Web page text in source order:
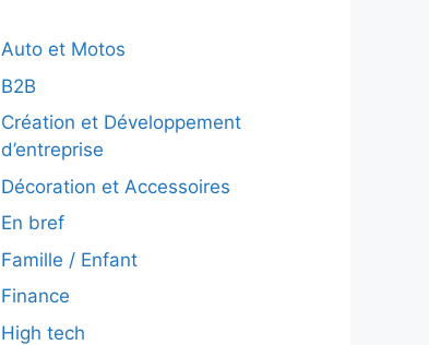
Auto et Motos
B2B
Création et Développement
d’entreprise
Décoration et Accessoires
En bref
Famille / Enfant
Finance
High tech